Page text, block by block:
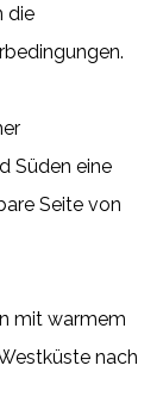
die
Süden eine
Seite von
mit warmem
nach